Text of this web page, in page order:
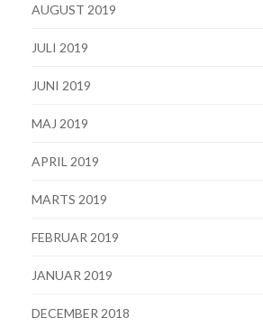
AUGUST 2019
JULI 2019
JUNI 2019
MAJ 2019
APRIL 2019
MARTS 2019
FEBRUAR 2019
JANUAR 2019
DECEMBER 2018